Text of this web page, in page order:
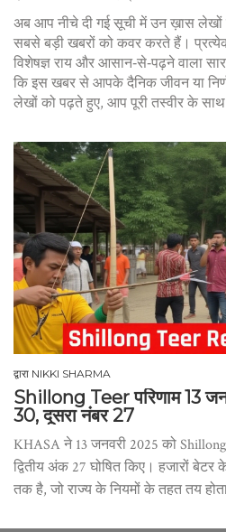
अब आप नीचे दी गई सूची में उन ख़ास
सबसे बड़ी खबरों को कवर करते हैं।
विशेषज्ञ राय और आसान‑से‑पढ़ने वाला
कि इस खबर से आपके दैनिक जीवन या
लेखों को पढ़ते हुए, आप पूरी तस्वीर के
द्वारा NIKKI SHARMA
Shillong Teer परिणाम 13
30, दूसरा नंबर 27
KHASA ने 13 जनवरी 2025 को
द्वितीय अंक 27 घोषित किए। हजारों बेटर
तक है, जो राज्य के नियमों के तहत तय